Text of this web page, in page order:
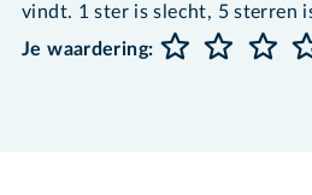
vindt. 1 ster is slecht, 5 sterren
Je waardering: